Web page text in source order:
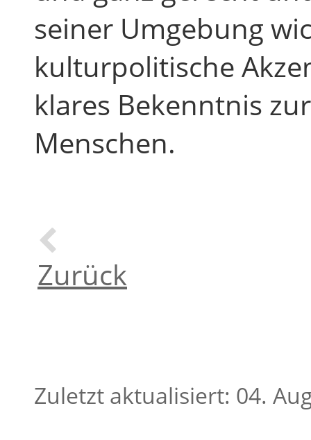
seiner Umgebung
kulturpolitische
klares Bekenntnis
Menschen.
Zurück
Zuletzt aktualisiert: 04.